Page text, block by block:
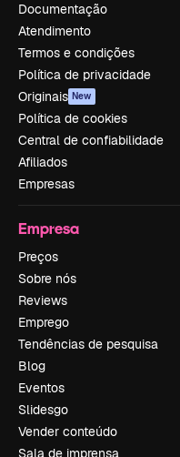
Documentação
Atendimento
Termos e condições
Política de privacidade
Originais New
Política de cookies
Central de confiabilidade
Afiliados
Empresas
Empresa
Preços
Sobre nós
Reviews
Emprego
Tendências de pesquisa
Blog
Eventos
Slidesgo
Vender conteúdo
Sala de imprensa